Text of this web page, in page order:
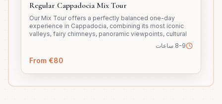
Regular Cappadocia Mix Tour
Our Mix Tour offers a perfectly balanced one-day
experience in Cappadocia, combining its most iconic
valleys, fairy chimneys, panoramic viewpoints, cultural
ateliers, and an underground city to deliver a complete
blend of nature, history, and local heritage in a single
journey.
8-9 ساعات
From €80